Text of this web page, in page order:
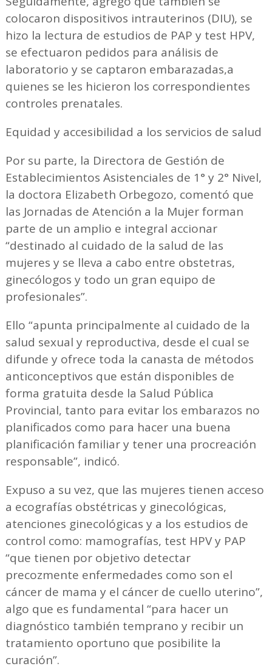
colocaron dispositivos intrauterinos (DIU), se
hizo la lectura de estudios de PAP y test HPV,
se efectuaron pedidos para análisis de
laboratorio y se captaron embarazadas,a
quienes se les hicieron los correspondientes
controles prenatales.
Equidad y accesibilidad a los servicios de salud
Por su parte, la Directora de Gestión de
Establecimientos Asistenciales de 1° y 2° Nivel,
la doctora Elizabeth Orbegozo, comentó que
las Jornadas de Atención a la Mujer forman
parte de un amplio e integral accionar
“destinado al cuidado de la salud de las
mujeres y se lleva a cabo entre obstetras,
ginecólogos y todo un gran equipo de
profesionales”.
Ello “apunta principalmente al cuidado de la
salud sexual y reproductiva, desde el cual se
difunde y ofrece toda la canasta de métodos
anticonceptivos que están disponibles de
forma gratuita desde la Salud Pública
Provincial, tanto para evitar los embarazos no
planificados como para hacer una buena
planificación familiar y tener una procreación
responsable”, indicó.
Expuso a su vez, que las mujeres tienen acceso
a ecografías obstétricas y ginecológicas,
atenciones ginecológicas y a los estudios de
control como: mamografías, test HPV y PAP
“que tienen por objetivo detectar
precozmente enfermedades como son el
cáncer de mama y el cáncer de cuello uterino”,
algo que es fundamental “para hacer un
diagnóstico también temprano y recibir un
tratamiento oportuno que posibilite la
curación”.